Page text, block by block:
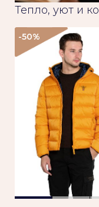
Тепло, уют и
-50%